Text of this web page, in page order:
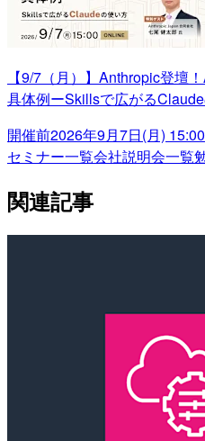
【9/7（月）】Anthropic登壇
具体例ーSkillsで広がる
開催前2026年9月7日(月) 15:00
セミナー一覧会社説明会一覧
関連記事